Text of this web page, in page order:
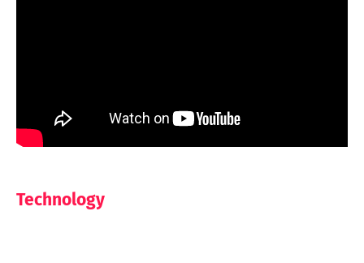
Technology